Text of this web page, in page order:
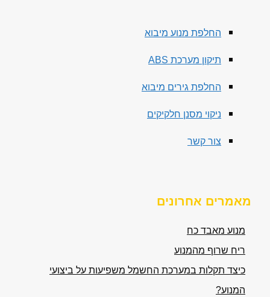
החלפת מנוע מיבוא
תיקון מערכת ABS
החלפת גירים מיבוא
ניקוי מסנן חלקיקים
צור קשר
מאמרים אחרונים
מנוע מאבד כח
ריח שרוף מהמנוע
כיצד תקלות במערכת החשמל משפיעות על ביצועי
המנוע?